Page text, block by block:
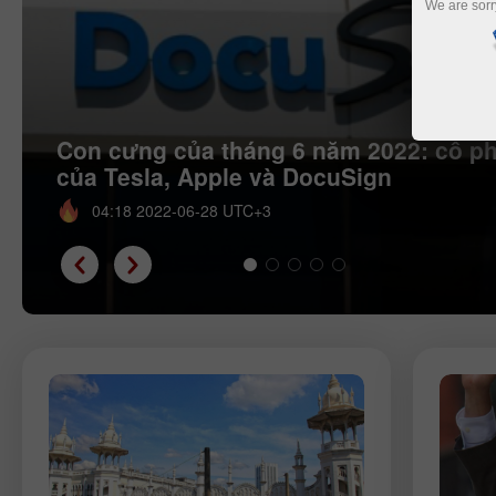
Con cưng của tháng 6 năm 2022: cổ
của Tesla, Apple và DocuSign
04:18 2022-06-28 UTC+3
We are